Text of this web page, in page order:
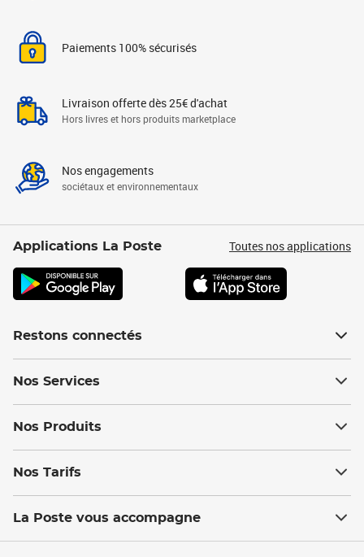
Paiements 100% sécurisés
Livraison offerte dès 25€ d'achat
Hors livres et hors produits marketplace
Nos engagements
sociétaux et environnementaux
Applications La Poste Toutes nos applications
Restons connectés
Nos Services
Nos Produits
Nos Tarifs
La Poste vous accompagne